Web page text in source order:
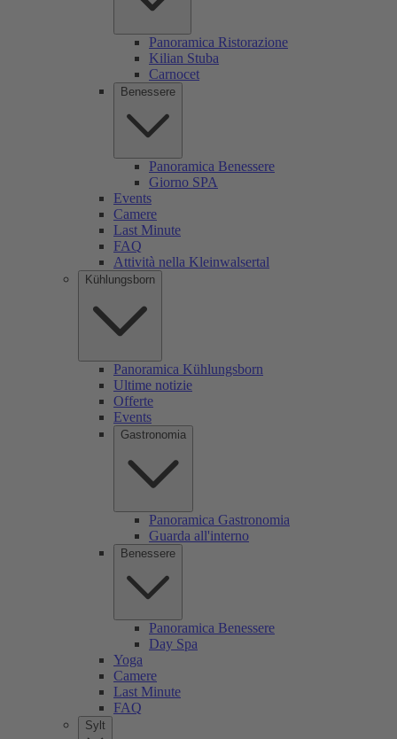
Panoramica Ristorazione
Kilian Stuba
Carnocet
Benessere
Panoramica Benessere
Giorno SPA
Events
Camere
Last Minute
FAQ
Attività nella Kleinwalsertal
Kühlungsborn
Panoramica Kühlungsborn
Ultime notizie
Offerte
Events
Gastronomia
Panoramica Gastronomia
Guarda all'interno
Benessere
Panoramica Benessere
Day Spa
Yoga
Camere
Last Minute
FAQ
Sylt